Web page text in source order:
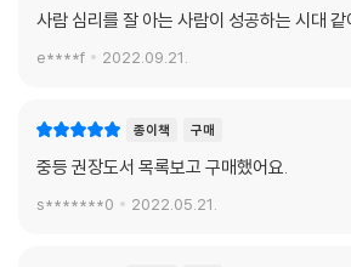
사람 심리를 잘 아는 사람이 성공하는 시대 같
e****f 2022.09.21.
종이책 구매
중등 권장도서 목록보고 구매했어요.
s*******0 2022.05.21.